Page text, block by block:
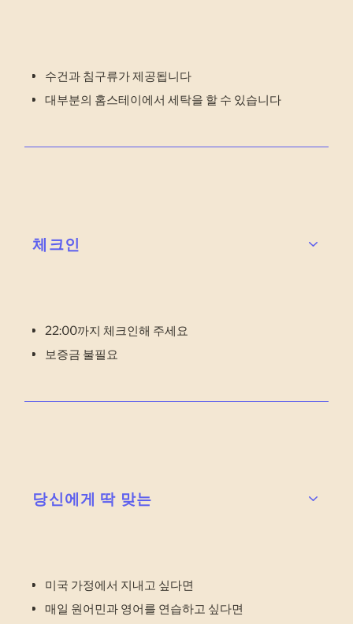
수건과 침구류가 제공됩니다
대부분의 홈스테이에서 세탁을 할 수 있습니다
체크인
22:00까지 체크인해 주세요
보증금 불필요
당신에게 딱 맞는
미국 가정에서 지내고 싶다면
매일 원어민과 영어를 연습하고 싶다면